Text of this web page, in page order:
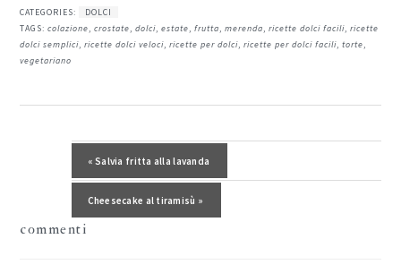
CATEGORIES:
DOLCI
TAGS:colazione,crostate,dolci,estate,frutta,merenda,ricette dolci facili,ricette
dolci semplici,ricette dolci veloci,ricette per dolci,ricette per dolci facili,torte,
vegetariano
Post precedente:
« Salvia fritta alla lavanda
Post successivo:
Cheesecake al tiramisù »
lettore
commenti